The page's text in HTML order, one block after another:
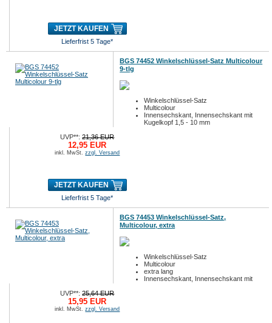
JETZT KAUFEN
Lieferfrist 5 Tage*
BGS 74452 Winkelschlüssel-Satz Multicolour
9-tlg
Winkelschlüssel-Satz
Multicolour
Innensechskant, Innensechskant mit
Kugelkopf 1,5 - 10 mm
UVP**:21,36 EUR
12,95 EUR
inkl. MwSt.zzgl. Versand
JETZT KAUFEN
Lieferfrist 5 Tage*
BGS 74453 Winkelschlüssel-Satz,
Multicolour, extra
Winkelschlüssel-Satz
Multicolour
extra lang
Innensechskant, Innensechskant mit
UVP**:25,64 EUR
15,95 EUR
inkl. MwSt.zzgl. Versand